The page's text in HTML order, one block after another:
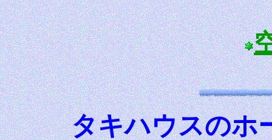
タキハウスのホ